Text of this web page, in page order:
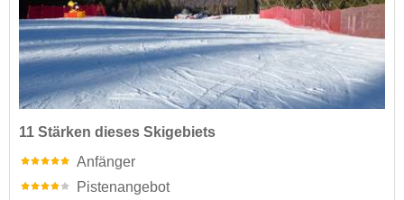
11 Stärken dieses Skigebiets
Anfänger
Pistenangebot